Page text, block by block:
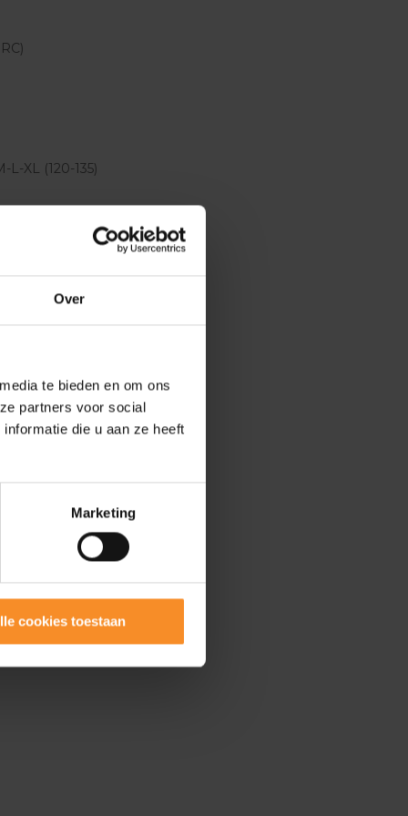
Over
te bieden en om ons
partners voor social
die u aan ze heeft
Marketing
cookies toestaan
L-XL (120-135)